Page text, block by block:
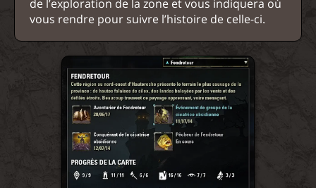
de l’exploration de la zone et vous indiquera où
vous rendre pour suivre l’histoire de celle-ci.